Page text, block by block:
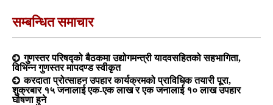
सम्बन्धित समाचार
गुणस्तर परिषद्को बैठकमा उद्योगमन्त्री यादवसहितको सहभागिता,
विभिन्न गुणस्तर मापदण्ड स्वीकृत
करदाता प्रोत्साहन उपहार कार्यक्रमको प्राविधिक तयारी पूरा,
शुक्रबार १५ जनालाई एक-एक लाख र एक जनालाई १० लाख उपहार
घोषणा हुने